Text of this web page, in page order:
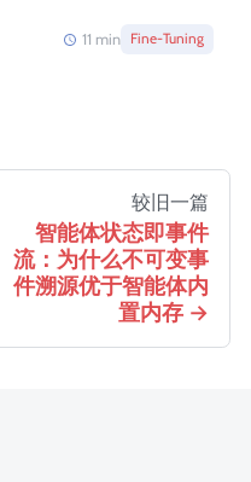
11 min Fine-Tuning
较旧一篇
智能体状态即事件
流：为什么不可变事
件溯源优于智能体内
置内存